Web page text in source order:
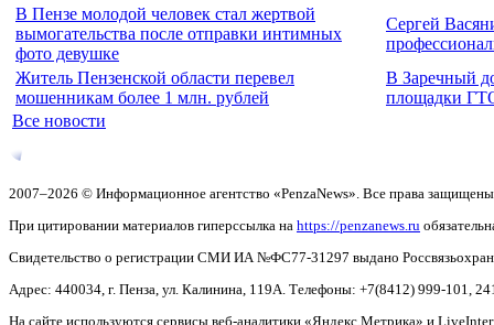
В Пензе молодой человек стал жертвой
вымогательства после отправки интимных
фото девушке
Сергей
Житель Пензенской области перевел
мошенникам более 1 млн. рублей
В Заречный
площадки
Все новости
2007–2026 © Информационное агентство «PenzaNews». Все права
При цитировании материалов гиперссылка на https://penzanews.ru
Свидетельство о регистрации СМИ ИА №ФС77-31297 выдано
Адрес: 440034, г. Пенза, ул. Калинина, 119А. Телефоны: +7(8412) 999-101,
На сайте используются сервисы веб-аналитики «Яндекс.Метрика» и